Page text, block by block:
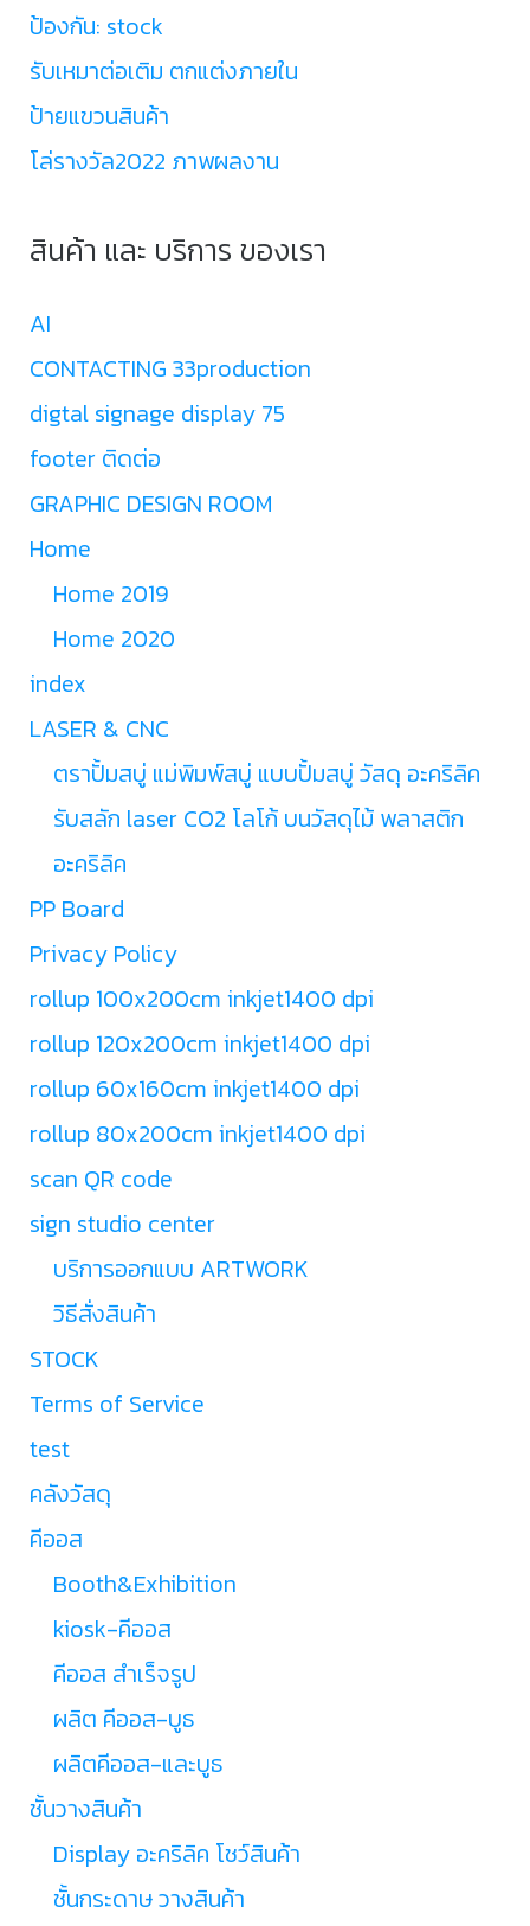
ป้องกัน: stock
รับเหมาต่อเติม ตกแต่งภายใน
ป้ายแขวนสินค้า
โล่รางวัล2022 ภาพผลงาน
สินค้า และ บริการ ของเรา
AI
CONTACTING 33production
digtal signage display 75
footer ติดต่อ
GRAPHIC DESIGN ROOM
Home
Home 2019
Home 2020
index
LASER & CNC
ตราปั้มสบู่ แม่พิมพ์สบู่ แบบปั้มสบู่ วัสดุ อะคริลิค
รับสลัก laser CO2 โลโก้ บนวัสดุไม้ พลาสติก
อะคริลิค
PP Board
Privacy Policy
rollup 100x200cm inkjet1400 dpi
rollup 120x200cm inkjet1400 dpi
rollup 60x160cm inkjet1400 dpi
rollup 80x200cm inkjet1400 dpi
scan QR code
sign studio center
บริการออกแบบ ARTWORK
วิธีสั่งสินค้า
STOCK
Terms of Service
test
คลังวัสดุ
คีออส
Booth&Exhibition
kiosk-คีออส
คีออส สำเร็จรูป
ผลิต คีออส-บูธ
ผลิตคีออส-และบูธ
ชั้นวางสินค้า
Display อะคริลิค โชว์สินค้า
ชั้นกระดาษ วางสินค้า